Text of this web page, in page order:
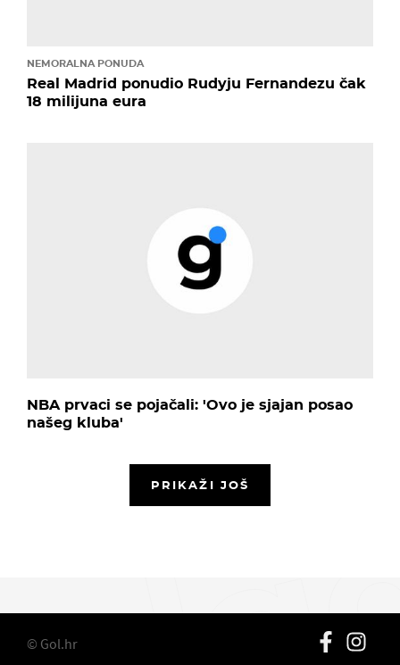
NEMORALNA PONUDA
Real Madrid ponudio Rudyju Fernandezu čak
18 milijuna eura
NBA prvaci se pojačali: 'Ovo je sjajan posao
našeg kluba'
PRIKAŽI JOŠ
© Gol.hr